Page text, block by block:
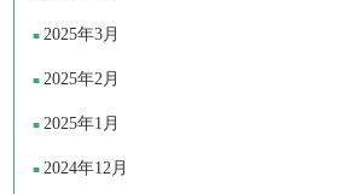
2025年3月
2025年2月
2025年1月
2024年12月